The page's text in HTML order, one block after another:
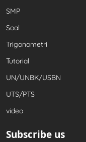
SMP
Soal
Trigonometri
Tutorial
UN/UNBK/USBN
UTS/PTS
video
Subscribe us